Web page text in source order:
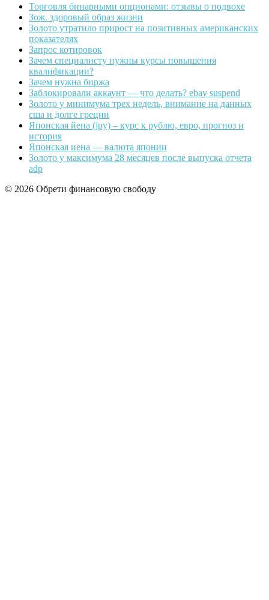
Торговля бинарными опционами: отзывы о подвохе
Зож. здоровый образ жизни
Золото утратило прирост на позитивных американских
показателях
Запрос котировок
Зачем специалисту нужны курсы повышения
квалификации?
Зачем нужна биржа
Заблокировали аккаунт — что делать? ebay suspend
Золото у минимума трех недель, внимание на данных
сша и долге греции
Японская йена (jpy) – курс к рублю, евро, прогноз и
история
Японская иена — валюта японии
Золото у максимума 28 месяцев после выпуска отчета
adp
© 2026 Обрети финансовую свободу